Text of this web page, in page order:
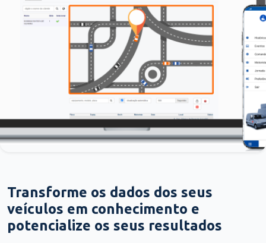
Transforme os dados dos seus
veículos em conhecimento e
potencialize os seus resultados